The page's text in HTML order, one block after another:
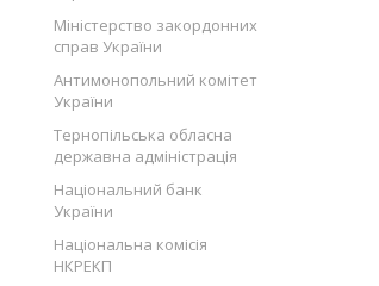
Міністерство закордонних
справ України
Антимонопольний комітет
України
Тернопільська обласна
державна адміністрація
Національний банк
України
Національна комісія
НКРЕКП